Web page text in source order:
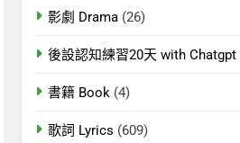
影劇 Drama (26)
後設認知練習20天 with Chatgpt
書籍 Book (4)
歌詞 Lyrics (609)